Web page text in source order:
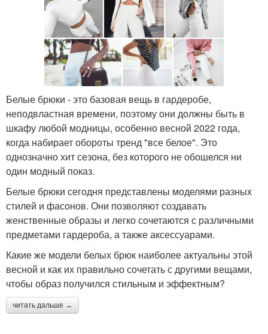
Белые брюки - это базовая вещь в гардеробе,
неподвластная времени, поэтому они должны быть в
шкафу любой модницы, особенно весной 2022 года,
когда набирает обороты тренд "все белое". Это
однозначно хит сезона, без которого не обошелся ни
один модный показ.
Белые брюки сегодня представлены моделями разных
стилей и фасонов. Они позволяют создавать
женственные образы и легко сочетаются с различными
предметами гардероба, а также аксессуарами.
Какие же модели белых брюк наиболее актуальны этой
весной и как их правильно сочетать с другими вещами,
чтобы образ получился стильным и эффектным?
читать дальше →